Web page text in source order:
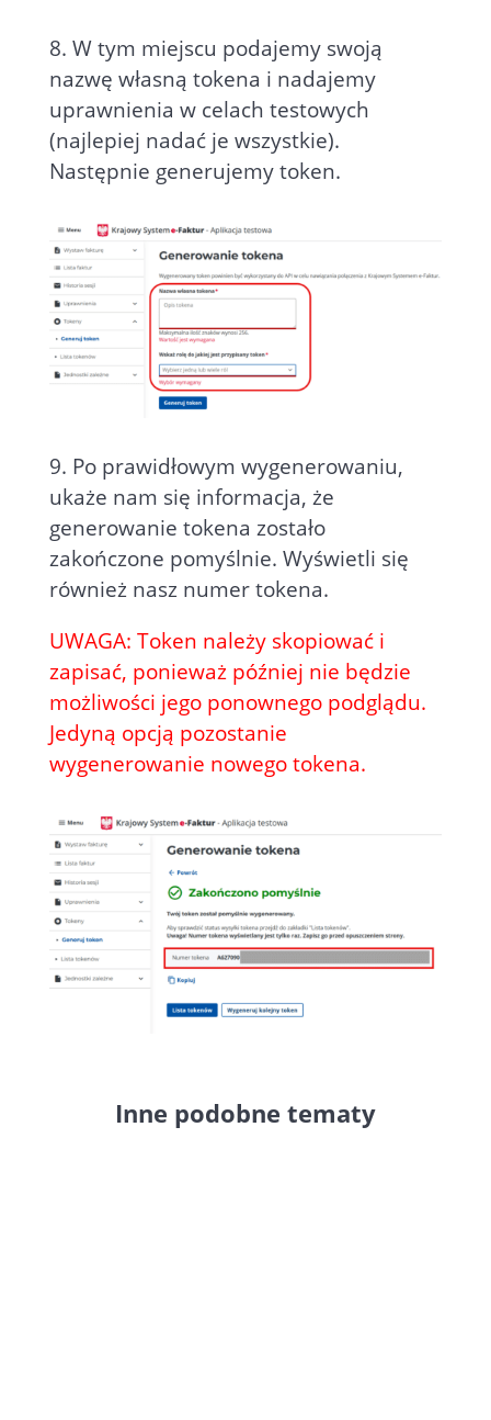
8. W tym miejscu podajemy swoją
nazwę własną tokena i nadajemy
uprawnienia w celach testowych
(najlepiej nadać je wszystkie).
Następnie generujemy token.
9. Po prawidłowym wygenerowaniu,
ukaże nam się informacja, że
generowanie tokena zostało
zakończone pomyślnie. Wyświetli się
również nasz numer tokena.
UWAGA: Token należy skopiować i
zapisać, ponieważ później nie będzie
możliwości jego ponownego podglądu.
Jedyną opcją pozostanie
wygenerowanie nowego tokena.
Inne podobne tematy